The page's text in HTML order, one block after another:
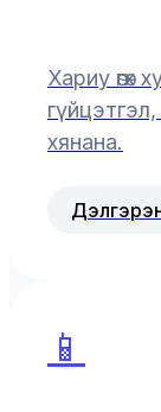
Хариу өгөх
хянана.
📱